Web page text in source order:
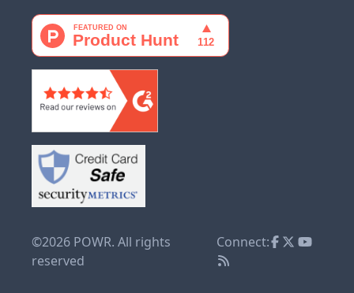
©2026 POWR. All rights
reserved
Connect: